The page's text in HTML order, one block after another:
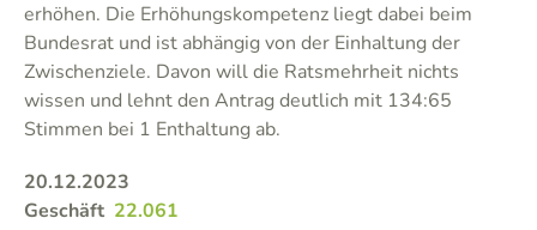
erhöhen. Die Erhöhungskompetenz liegt dabei beim
Bundesrat und ist abhängig von der Einhaltung der
Zwischenziele. Davon will die Ratsmehrheit nichts
wissen und lehnt den Antrag deutlich mit 134:65
Stimmen bei 1 Enthaltung ab.
20.12.2023
Geschäft 22.061